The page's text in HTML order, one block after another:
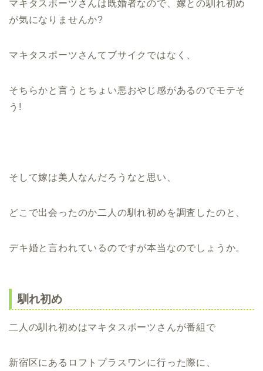
マキタスポーツさんは既婚者なので、嫁との馴れ初め
が気になりませんか?
マキタスポーツさんてブサイクではなく、
そちらかと言うとちょい悪おやじ感があるのでモテそ
う!
そして嫁は美人なんだろうなと思い、
どこで出会ったのか二人の馴れ初めを調査したのと、
デキ婚と言われているのですが本当なのでしょうか。
馴れ初め
二人の馴れ初めはマキタスポーツさんが番組で
新宿区にあるロフトプラスワンに行った際に、